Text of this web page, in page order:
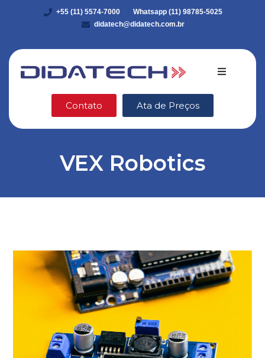
+55 (11) 5574-7000
Whatsapp (11) 98785-5025
didatech@didatech.com.br
Quem
VEX Robotics
Blog
Contato Ata de Preços
VEX Robotics